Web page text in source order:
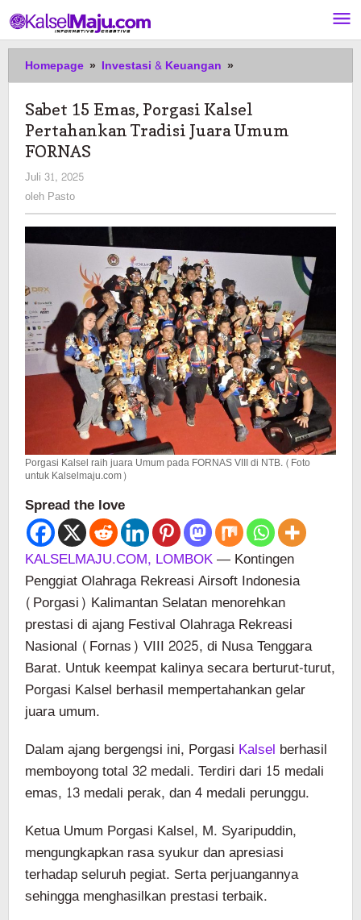
ke
konten
Homepage » Investasi & Keuangan »
15
Emas,
Porgasi
Kalsel
FORNAS
Sabet 15 Emas, Porgasi Kalsel
Pertahankan Tradisi Juara Umum
FORNAS
Juli 31, 2025
oleh Pasto
Porgasi Kalsel raih juara Umum pada FORNAS VIII di NTB. (Foto
untuk Kalselmaju.com)
Spread the love
KALSELMAJU.COM, LOMBOK— Kontingen
Penggiat Olahraga Rekreasi Airsoft Indonesia
(Porgasi) Kalimantan Selatan menorehkan
prestasi di ajang Festival Olahraga Rekreasi
Nasional (Fornas) VIII 2025, di Nusa Tenggara
Barat. Untuk keempat kalinya secara berturut-turut,
Porgasi Kalsel berhasil mempertahankan gelar
juara umum.
Dalam ajang bergengsi ini, Porgasi Kalsel berhasil
memboyong total 32 medali. Terdiri dari 15 medali
emas, 13 medali perak, dan 4 medali perunggu.
Ketua Umum Porgasi Kalsel, M. Syaripuddin,
mengungkapkan rasa syukur dan apresiasi
terhadap seluruh pegiat. Serta perjuangannya
sehingga menghasilkan prestasi terbaik.